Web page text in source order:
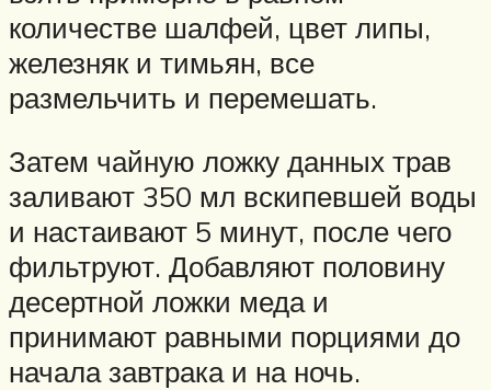
количестве шалфей, цвет липы,
железняк и тимьян, все
размельчить и перемешать.
Затем чайную ложку данных трав
заливают 350 мл вскипевшей воды
и настаивают 5 минут, после чего
фильтруют. Добавляют половину
десертной ложки меда и
принимают равными порциями до
начала завтрака и на ночь.